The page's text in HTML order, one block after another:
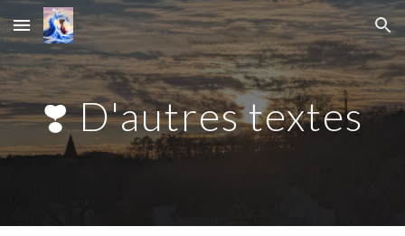
Skip to main content Skip to navigation
❣️ D'autres textes